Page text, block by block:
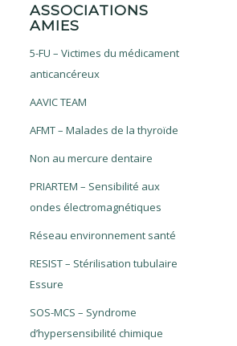
ASSOCIATIONS
AMIES
5-FU – Victimes du médicament
anticancéreux
AAVIC TEAM
AFMT – Malades de la thyroïde
Non au mercure dentaire
PRIARTEM – Sensibilité aux
ondes électromagnétiques
Réseau environnement santé
RESIST – Stérilisation tubulaire
Essure
SOS-MCS – Syndrome
d’hypersensibilité chimique